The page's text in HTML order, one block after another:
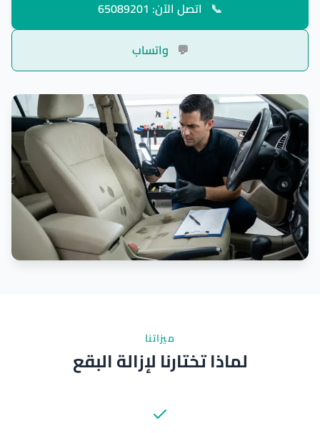
📞 اتصل الآن: 65089201
💬 واتساب
ميزاتنا
لماذا تختارنا لإزالة البقع